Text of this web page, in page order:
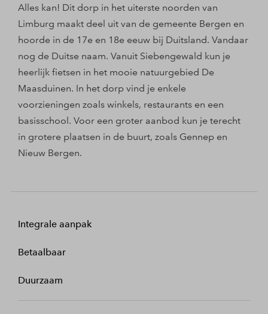
Alles kan! Dit dorp in het uiterste noorden van
Limburg maakt deel uit van de gemeente Bergen en
hoorde in de 17e en 18e eeuw bij Duitsland. Vandaar
nog de Duitse naam. Vanuit Siebengewald kun je
heerlijk fietsen in het mooie natuurgebied De
Maasduinen. In het dorp vind je enkele
voorzieningen zoals winkels, restaurants en een
basisschool. Voor een groter aanbod kun je terecht
in grotere plaatsen in de buurt, zoals Gennep en
Nieuw Bergen.
Integrale aanpak
Betaalbaar
Duurzaam